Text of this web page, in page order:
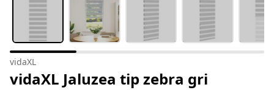
vidaXL
vidaXL Jaluzea tip zebra gri